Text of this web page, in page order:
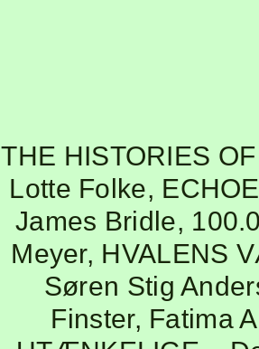
THE HISTORIES
Lotte Folke,
James Bridle,
Meyer, HVALENS
Søren Stig
Finster, Fatima